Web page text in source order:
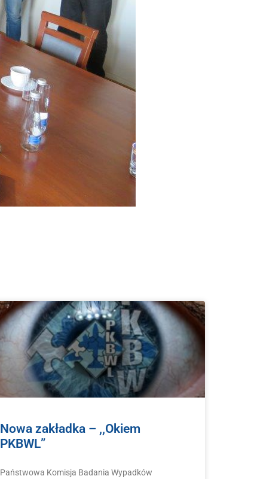
Nowa zakładka – ,,Okiem
PKBWL”
Państwowa Komisja Badania Wypadków